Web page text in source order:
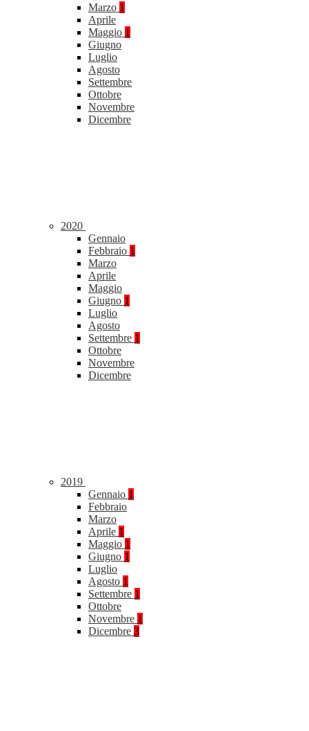
Marzo 1
Aprile
Maggio 1
Giugno
Luglio
Agosto
Settembre
Ottobre
Novembre
Dicembre
2020
Gennaio
Febbraio 1
Marzo
Aprile
Maggio
Giugno 1
Luglio
Agosto
Settembre 1
Ottobre
Novembre
Dicembre
2019
Gennaio 1
Febbraio
Marzo
Aprile 1
Maggio 1
Giugno 1
Luglio
Agosto 1
Settembre 1
Ottobre
Novembre 1
Dicembre 3